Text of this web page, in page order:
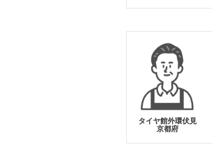
タイヤ館外環伏見
京都府